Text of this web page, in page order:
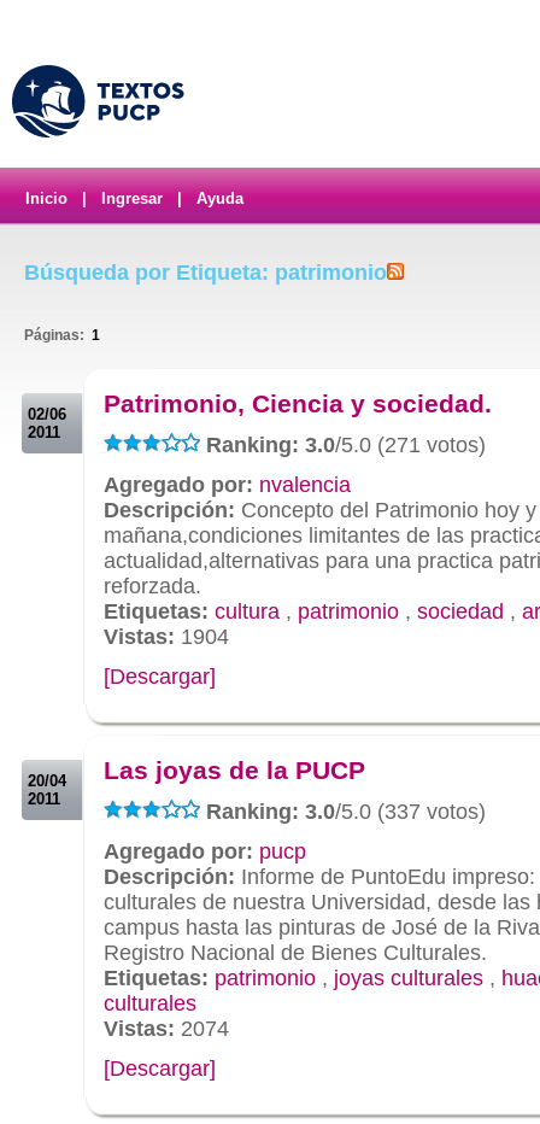
Inicio Ingresar Ayuda
Búsqueda por Etiqueta: patrimonio
Páginas: 1
02/06
2011
Patrimonio, Ciencia y sociedad.
Ranking: 3.0/5.0 (271 votos)
Agregado por: nvalencia
Descripción: Concepto del Patrimonio hoy y
mañana,condiciones limitantes de las
actualidad,alternativas para una practica
reforzada.
Etiquetas: cultura , patrimonio , sociedad ,
Vistas: 1904
[Descargar]
20/04
2011
Las joyas de la PUCP
Ranking: 3.0/5.0 (337 votos)
Agregado por: pucp
Descripción: Informe de PuntoEdu
culturales de nuestra Universidad, desde las
campus hasta las pinturas de José de la
Registro Nacional de Bienes Culturales.
Etiquetas: patrimonio , joyas culturales ,
culturales
Vistas: 2074
[Descargar]